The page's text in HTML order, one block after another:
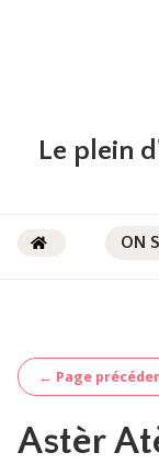
Le plein
ON
← Page
Astèr